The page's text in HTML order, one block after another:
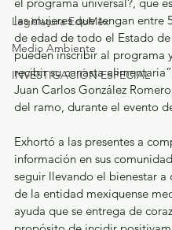
Legislatura EdoMéx
Medio Ambiente
INVESTIGACIÓN ESPECIAL
las mujeres que tengan entre
de edad de todo el Estado
pueden inscribir al programa
recibir su canasta
Juan Carlos González
del ramo, durante el evento
Exhortó a las presentes a
información en sus
seguir llevando el bienestar a
de la entidad mexiquense
ayuda que se entrega de